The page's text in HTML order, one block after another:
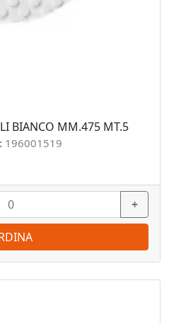
BIANCO MM.475 MT.5
196001519
+